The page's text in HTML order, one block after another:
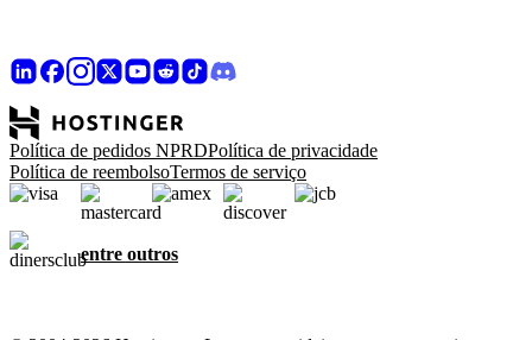
Política de pedidos NPRDPolítica de privacidade
Política de reembolsoTermos de serviço
entre outros